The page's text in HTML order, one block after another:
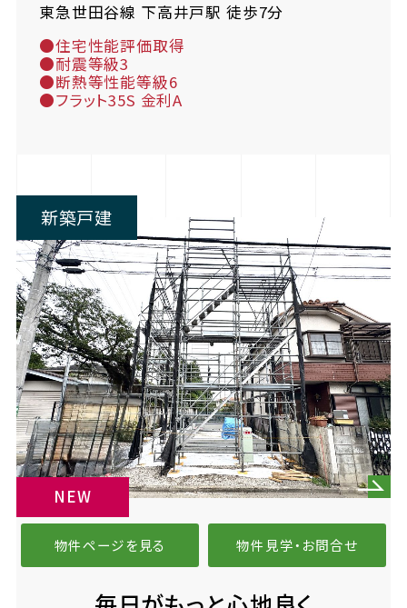
東急世田谷線 下高井戸駅 徒歩7分
●住宅性能評価取得
●耐震等級3
●断熱等性能等級6
●フラット35S 金利A
新築戸建
NEW
物件ページを見る 物件見学・お問合せ